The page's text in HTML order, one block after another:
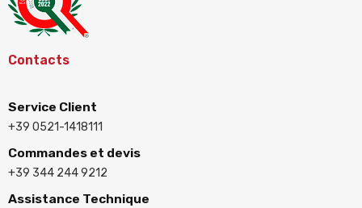
Contacts
Service Client
+39 0521-1418111
Commandes et devis
+39 344 244 9212
Assistance Technique